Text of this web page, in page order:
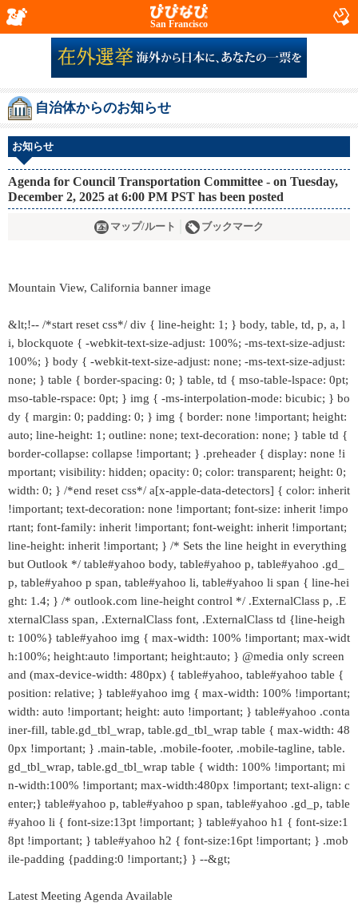
San Francisco
自治体からのお知らせ
お知らせ
Agenda for Council Transportation Committee - on Tuesday,
December 2, 2025 at 6:00 PM PST has been posted
マップ/ルート ブックマーク
Mountain View, California banner image
&lt;!-- /*start reset css*/ div { line-height: 1; } body, table, td, p, a, l
i, blockquote { -webkit-text-size-adjust: 100%; -ms-text-size-adjust:
100%; } body { -webkit-text-size-adjust: none; -ms-text-size-adjust:
none; } table { border-spacing: 0; } table, td { mso-table-lspace: 0pt;
mso-table-rspace: 0pt; } img { -ms-interpolation-mode: bicubic; } bo
dy { margin: 0; padding: 0; } img { border: none !important; height:
auto; line-height: 1; outline: none; text-decoration: none; } table td {
border-collapse: collapse !important; } .preheader { display: none !i
mportant; visibility: hidden; opacity: 0; color: transparent; height: 0;
width: 0; } /*end reset css*/ a[x-apple-data-detectors] { color: inherit
!important; text-decoration: none !important; font-size: inherit !impo
rtant; font-family: inherit !important; font-weight: inherit !important;
line-height: inherit !important; } /* Sets the line height in everything
but Outlook */ table#yahoo body, table#yahoo p, table#yahoo .gd_
p, table#yahoo p span, table#yahoo li, table#yahoo li span { line-hei
ght: 1.4; } /* outlook.com line-height control */ .ExternalClass p, .E
xternalClass span, .ExternalClass font, .ExternalClass td {line-heigh
t: 100%} table#yahoo img { max-width: 100% !important; max-widt
h:100%; height:auto !important; height:auto; } @media only screen
and (max-device-width: 480px) { table#yahoo, table#yahoo table {
position: relative; } table#yahoo img { max-width: 100% !important;
width: auto !important; height: auto !important; } table#yahoo .conta
iner-fill, table.gd_tbl_wrap, table.gd_tbl_wrap table { max-width: 48
0px !important; } .main-table, .mobile-footer, .mobile-tagline, table.
gd_tbl_wrap, table.gd_tbl_wrap table { width: 100% !important; mi
n-width:100% !important; max-width:480px !important; text-align: c
enter;} table#yahoo p, table#yahoo p span, table#yahoo .gd_p, table
#yahoo li { font-size:13pt !important; } table#yahoo h1 { font-size:1
8pt !important; } table#yahoo h2 { font-size:16pt !important; } .mob
ile-padding {padding:0 !important;} } --&gt;
Latest Meeting Agenda Available